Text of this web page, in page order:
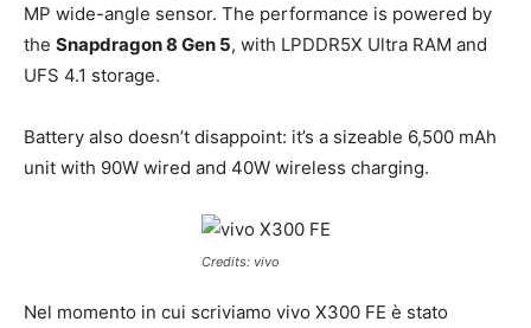
MP wide-angle sensor. The performance is powered by
the Snapdragon 8 Gen 5, with LPDDR5X Ultra RAM and
UFS 4.1 storage.
Battery also doesn’t disappoint: it’s a sizeable 6,500 mAh
unit with 90W wired and 40W wireless charging.
Credits: vivo
Nel momento in cui scriviamo vivo X300 FE è stato